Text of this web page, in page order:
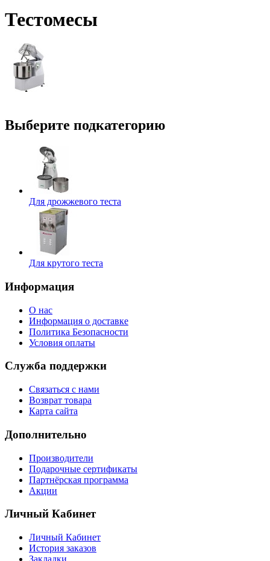
Тестомесы
Выберите подкатегорию
Для дрожжевого теста
Для крутого теста
Информация
О нас
Информация о доставке
Политика Безопасности
Условия оплаты
Служба поддержки
Связаться с нами
Возврат товара
Карта сайта
Дополнительно
Производители
Подарочные сертификаты
Партнёрская программа
Акции
Личный Кабинет
Личный Кабинет
История заказов
Закладки